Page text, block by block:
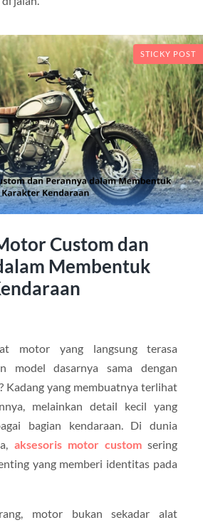
STICKY POST
Custom dan
Membentuk
motor yang langsung terasa
model dasarnya sama dengan
Kadang yang membuatnya terlihat
melainkan detail kecil yang
bagian kendaraan. Di dunia
aksesoris motor customsering
yang memberi identitas pada
motor bukan sekadar alat